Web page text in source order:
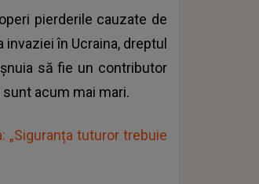
pierderile cauzate de
în Ucraina, dreptul
să fie un contributor
acum mai mari.
„Siguranța tuturor trebuie